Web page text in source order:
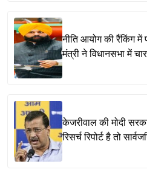
नीति आयोग की रैंकिंग में
मंत्री ने विधानसभा में
केजरीवाल की मोदी
रिसर्च रिपोर्ट है तो